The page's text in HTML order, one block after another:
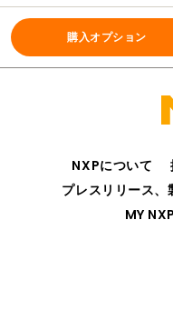
Reduces costs
Increases system
from accessing
peripherals
applications while
全ての情報 MC56F82xxx
購入オプション
NXPについて
プレスリリース、
MY